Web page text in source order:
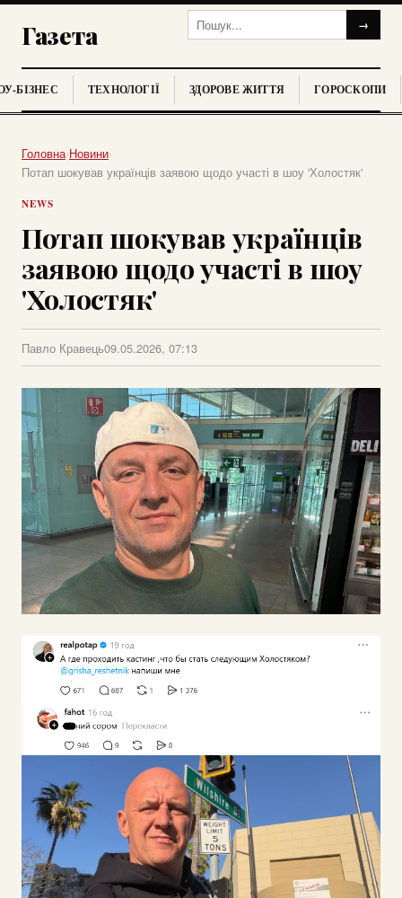
Газета →
БІЗНЕС ТЕХНОЛОГІЇ ЗДОРОВЕ ЖИТТЯ ГОРОСКОПИ
Головна›Новини›
Потап шокував українців заявою щодо участі в шоу 'Холостяк'
NEWS
Потап шокував українців
заявою щодо участі в шоу
'Холостяк'
Павло Кравець09.05.2026, 07:13